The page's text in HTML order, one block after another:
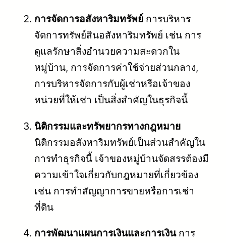
การจัดการอสังหาริมทรัพย์ การบริหาร
จัดการทรัพย์สินอสังหาริมทรัพย์ เช่น การ
ดูแลรักษาสิ่งอำนวยความสะดวกใน
หมู่บ้าน, การจัดการค่าใช้จ่ายส่วนกลาง,
การบริหารจัดการกับผู้เช่าหรือเจ้าของ
หน่วยที่ให้เช่า เป็นสิ่งสำคัญในธุรกิจนี้
นิติกรรมและทรัพยากรทางกฎหมาย
นิติกรรมอสังหาริมทรัพย์เป็นส่วนสำคัญใน
การทำธุรกิจนี้ เจ้าของหมู่บ้านจัดสรรต้องมี
ความเข้าใจเกี่ยวกับกฎหมายที่เกี่ยวข้อง
เช่น การทำสัญญาการขายหรือการเช่า
ที่ดิน
การพัฒนาแผนการเงินและการเงินการ